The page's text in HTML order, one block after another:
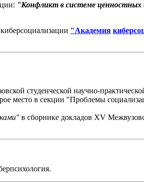
"Конфликт в системе ценностных
"Академия
студенческой научно-
место в секции "Проблемы
в сборнике докладов XV